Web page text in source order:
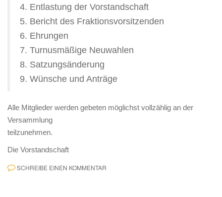
4. Entlastung der Vorstandschaft
5. Bericht des Fraktionsvorsitzenden
6. Ehrungen
7. Turnusmäßige Neuwahlen
8. Satzungsänderung
9. Wünsche und Anträge
Alle Mitglieder werden gebeten möglichst vollzählig an der
Versammlung
teilzunehmen.
Die Vorstandschaft
SCHREIBE EINEN KOMMENTAR